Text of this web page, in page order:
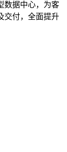
数据中心，为客
交付，全面提升